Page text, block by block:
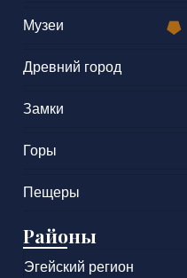
Музеи
Древний город
Замки
Горы
Пещеры
Районы
Эгейский регион